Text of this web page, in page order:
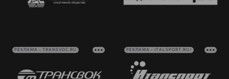
РЕКЛАМА • TRANSVOC.RU РЕКЛАМА • ITALSPORT.RU/